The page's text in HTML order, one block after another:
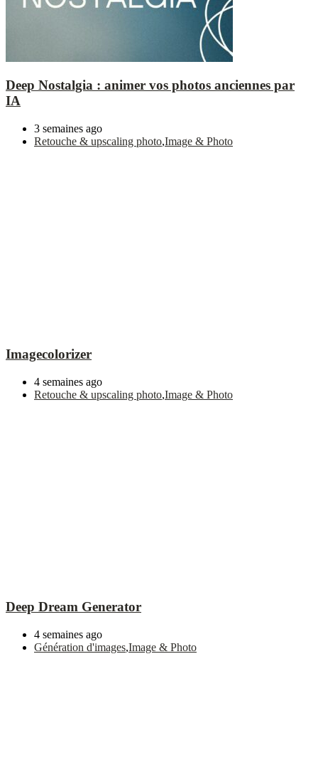
Deep Nostalgia : animer vos photos anciennes par
IA
3 semaines ago
Retouche & upscaling photo,Image & Photo
Imagecolorizer
4 semaines ago
Retouche & upscaling photo,Image & Photo
Deep Dream Generator
4 semaines ago
Génération d'images,Image & Photo